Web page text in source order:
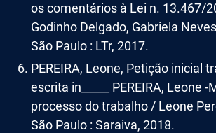
os comentários à Lei n. 13.467/
Godinho Delgado, Gabriela
São Paulo : LTr, 2017.
PEREIRA, Leone, Petição inicial
escrita in_____ PEREIRA, Leone -
processo do trabalho / Leone
São Paulo : Saraiva, 2018.